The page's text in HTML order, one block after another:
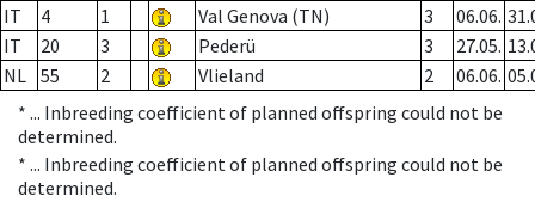
IT
4 1 Val Genova (TN) 3 06.06.
IT
20 3 Pederü 3 27.05.
NL 55 2 Vlieland 2 06.06.
* ... Inbreeding coefficient of planned offspring could not be
determined.
* ... Inbreeding coefficient of planned offspring could not be
determined.